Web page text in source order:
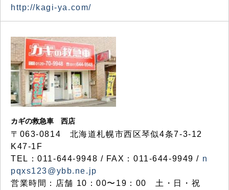
http://kagi-ya.com/
カギの救急車 西店
〒063-0814 北海道札幌市西区琴似4条7-3-12
K47-1F
TEL：011-644-9948 / FAX：011-644-9949 / n
pqxs123@ybb.ne.jp
営業時間：店舗 10：00〜19：00 土・日・祝